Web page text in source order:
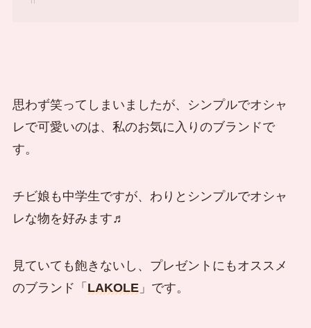
思わず笑ってしまいましたが、シンプルでオシャ
レで可愛いのは、私のお気に入りのブランドで
す。
チビ娘も中学生ですが、わりとシンプルでオシャ
レな物を好みます♬
見ていても飽きないし、プレゼントにもオススメ
のブランド「 LAKOLE」です。